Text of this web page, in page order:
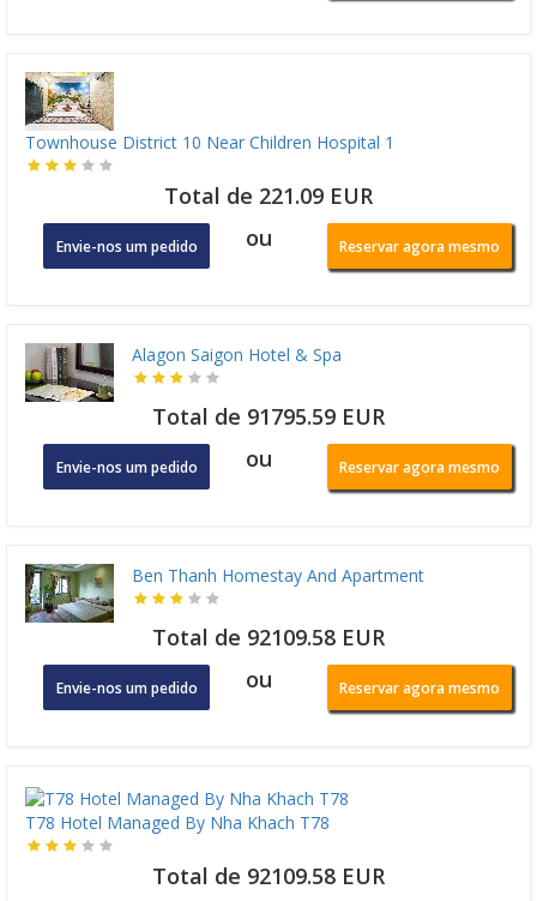
Townhouse District 10 Near Children Hospital 1
Total de 221.09 EUR
Envie-nos um pedido ou Reservar agora mesmo
Alagon Saigon Hotel & Spa
Total de 91795.59 EUR
Envie-nos um pedido ou Reservar agora mesmo
Ben Thanh Homestay And Apartment
Total de 92109.58 EUR
Envie-nos um pedido ou Reservar agora mesmo
T78 Hotel Managed By Nha Khach T78
Total de 92109.58 EUR